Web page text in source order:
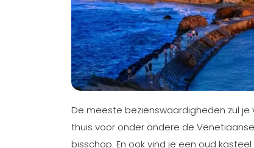
De meeste bezienswaardigheden zul
thuis voor onder andere de
bisschop. En ook vind je een oud